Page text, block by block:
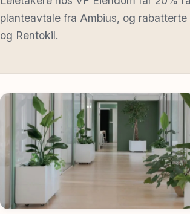
For leietakere
Kontakt
Spør oss
planteavtale fra Ambius, og rabatterte
og Rentokil.